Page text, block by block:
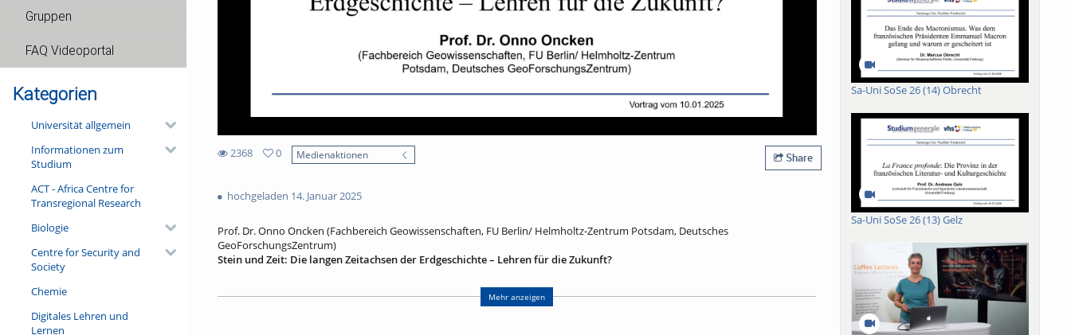
Gruppen
FAQ Videoportal
Kategorien
Universität allgemein
Informationen zum
Studium
ACT - Africa Centre for
Transregional Research
Biologie
Centre for Security and
Society
Chemie
Digitales Lehren und
Lernen
2368
views
0
Medienaktionen Share
hochgeladen 14. Januar 2025
Prof. Dr. Onno Oncken (Fachbereich Geowissenschaften, FU Berlin/ Helmholtz-Zentrum Potsdam, Deutsches
GeoForschungsZentrum)
Stein und Zeit: Die langen Zeitachsen der Erdgeschichte – Lehren für die Zukunft?
Gedächtnisses der Erde geprägt. Dieser Blick auf die geologischen Zeiten hat in den vergangenen zwei Jahrhunderten eine
vielfältige Entwicklung genommen: Von der Vorstellung eines biblischen Erdalters von wenigen Jahrtausenden über die
Mehr anzeigen
Sa-Uni SoSe 26 (14) Obrecht
Sa-Uni SoSe 26 (13) Gelz